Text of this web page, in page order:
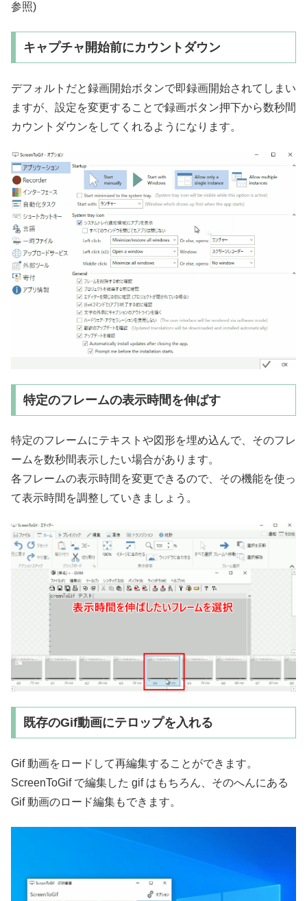
参照)
キャプチャ開始前にカウントダウン
デフォルトだと録画開始ボタンで即録画開始されてしまい
ますが、設定を変更することで録画ボタン押下から数秒間
カウントダウンをしてくれるようになります。
特定のフレームの表示時間を伸ばす
特定のフレームにテキストや図形を埋め込んで、そのフレ
ームを数秒間表示したい場合があります。
各フレームの表示時間を変更できるので、その機能を使っ
て表示時間を調整していきましょう。
既存のGif動画にテロップを入れる
Gif 動画をロードして再編集することができます。
ScreenToGif で編集した gif はもちろん、そのへんにある
Gif 動画のロード編集もできます。